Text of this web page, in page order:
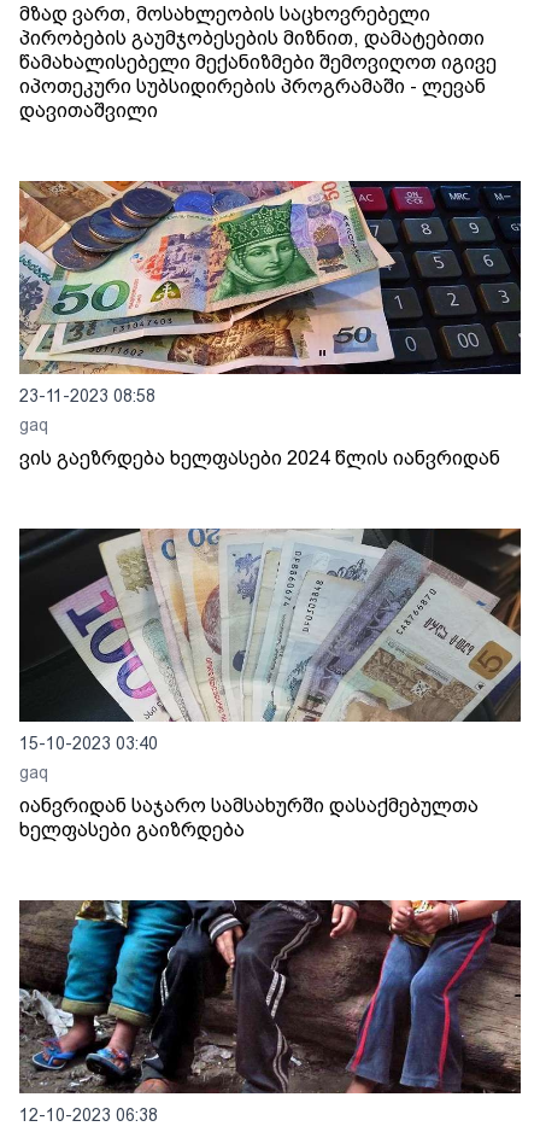
მზად ვართ, მოსახლეობის საცხოვრებელი
პირობების გაუმჯობესების მიზნით, დამატებითი
წამახალისებელი მექანიზმები შემოვიღოთ იგივე
იპოთეკური სუბსიდირების პროგრამაში - ლევან
დავითაშვილი
23-11-2023 08:58
gaq
ვის გაეზრდება ხელფასები 2024 წლის იანვრიდან
15-10-2023 03:40
gaq
იანვრიდან საჯარო სამსახურში დასაქმებულთა
ხელფასები გაიზრდება
12-10-2023 06:38